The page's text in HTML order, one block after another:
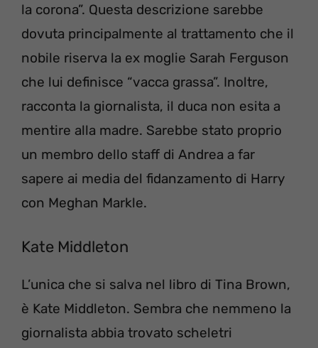
la corona”. Questa descrizione sarebbe
dovuta principalmente al trattamento che il
nobile riserva la ex moglie Sarah Ferguson
che lui definisce “vacca grassa”. Inoltre,
racconta la giornalista, il duca non esita a
mentire alla madre. Sarebbe stato proprio
un membro dello staff di Andrea a far
sapere ai media del fidanzamento di Harry
con Meghan Markle.
Kate Middleton
L’unica che si salva nel libro di Tina Brown,
è Kate Middleton. Sembra che nemmeno la
giornalista abbia trovato scheletri